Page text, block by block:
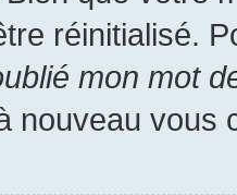
réinitialisé.
mon mot
nouveau vous